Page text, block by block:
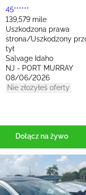
45******
139,579 mile
Uszkodzona prawa
strona/Uszkodzony
tył
Salvage Idaho
NJ - PORT MURRAY
08/06/2026
Nie złożyłeś oferty
Dołącz na żywo